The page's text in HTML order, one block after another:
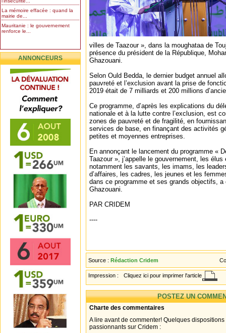
La mémoire effacée : quand la
mairie de...
Mauritanie : le gouvernement
renforce le...
ANNONCEURS
villes de Taazour », dans la moughataa de
présence du président de la République,
Ghazouani.
Selon Ould Bedda, le dernier budget annuel
pauvreté et l’exclusion avant la prise de
2019 était de 7 milliards et 200 millions
Ce programme, d’après les explications du
nationale et à la lutte contre l’exclusion, est
zones de pauvreté et de fragilité, en
services de base, en finançant des activités
petites et moyennes entreprises.
En annonçant le lancement du programme «
Taazour », j’appelle le gouvernement, les
notamment les savants, les imams, les
d’affaires, les cadres, les jeunes et les
dans ce programme et ses grands objectifs, a
Ghazouani.
PAR CRIDEM
----
Source : Rédaction Cridem
Impression : Cliquez ici pour imprimer l'article
POSTEZ UN
Charte des commentaires
A lire avant de commenter! Quelques
passionnants sur Cridem :